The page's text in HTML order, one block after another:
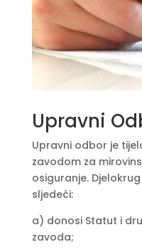
Upravni
Upravni odbor je
zavodom za
osiguranje.
sljedeći:
a) donosi Statut i
zavoda;